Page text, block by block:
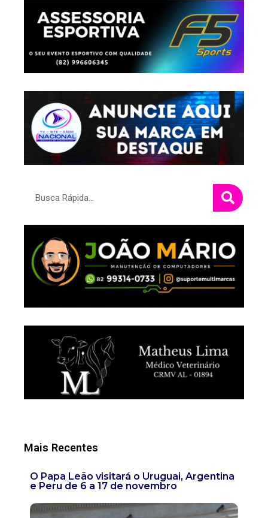
Mais Recentes
O Papa Leão visitará o Uruguai, Argentina
e Peru de 6 a 17 de novembro